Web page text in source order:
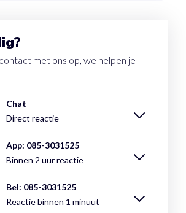
met ons op, we helpen je
Chat
Direct reactie
App: 085-3031525
Binnen 2 uur reactie
Bel: 085-3031525
Reactie binnen 1 minuut